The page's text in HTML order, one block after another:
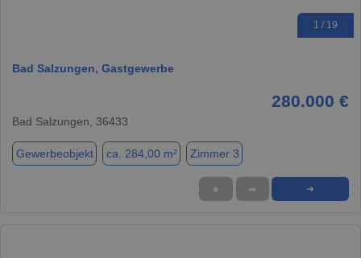
1 / 19
Bad Salzungen, Gastgewerbe
280.000 €
Bad Salzungen, 36433
Gewerbeobjekt ca. 284,00 m² Zimmer 3
★ ➦ ➜